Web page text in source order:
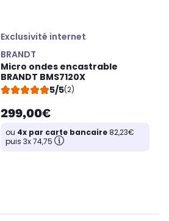
Exclusivité internet
BRANDT
Micro ondes encastrable
BRANDT BMS7120X
5/5(2)
299,00€
ou 4x par carte bancaire82,23€
puis 3x 74,75